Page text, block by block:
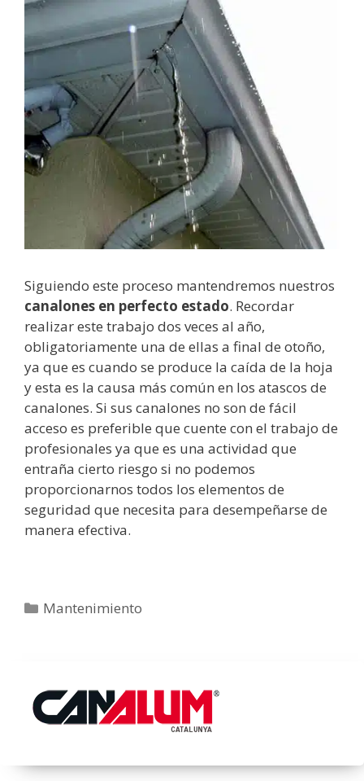
Siguiendo este proceso mantendremos nuestros
canalones en perfecto estado. Recordar
realizar este trabajo dos veces al año,
obligatoriamente una de ellas a final de otoño,
ya que es cuando se produce la caída de la hoja
y esta es la causa más común en los atascos de
canalones. Si sus canalones no son de fácil
acceso es preferible que cuente con el trabajo de
profesionales ya que es una actividad que
entraña cierto riesgo si no podemos
proporcionarnos todos los elementos de
seguridad que necesita para desempeñarse de
manera efectiva.
Categorías
Mantenimiento